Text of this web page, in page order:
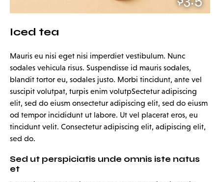
Iced tea
Mauris eu nisi eget nisi imperdiet vestibulum. Nunc
sodales vehicula risus. Suspendisse id mauris sodales,
blandit tortor eu, sodales justo. Morbi tincidunt, ante vel
suscipit volutpat, turpis enim volutpSectetur adipiscing
elit, sed do eiusm onsectetur adipiscing elit, sed do eiusm
od tempor incididunt ut labore. Ut vel placerat eros, eu
tincidunt velit. Consectetur adipiscing elit, adipiscing elit,
sed do.
Sed ut perspiciatis unde omnis iste natus
et